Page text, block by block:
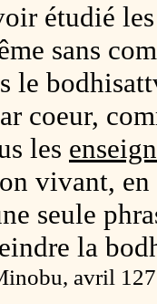
étudié
sans
le
coeur,
les
vivant,
seule
la
avril